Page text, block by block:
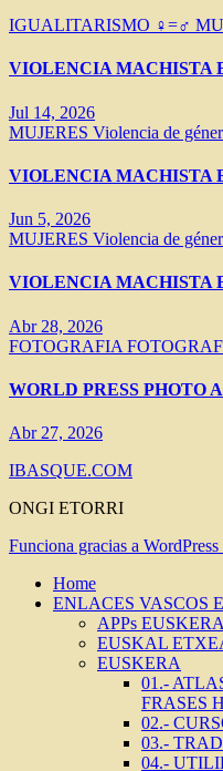
IGUALITARISMO ♀=♂
VIOLENCIA MACHISTA
Jul 14, 2026
MUJERES Violencia de
VIOLENCIA MACHISTA
Jun 5, 2026
MUJERES Violencia de
VIOLENCIA MACHISTA
Abr 28, 2026
FOTOGRAFIA
WORLD PRESS PHOTO
Abr 27, 2026
IBASQUE.COM
ONGI ETORRI
Funciona gracias a WordPress
Home
ENLACES VASCOS
APPs
EUSKAL
EUSKERA
01.-
FRASES
02.-
03.-
04.-